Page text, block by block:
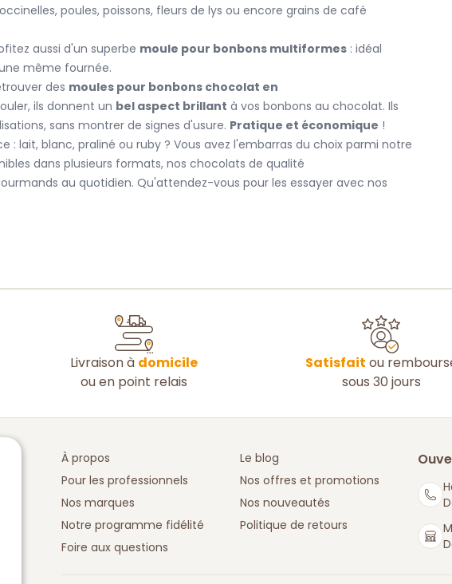
poules, poissons, fleurs de lys ou encore grains de café
aussi d'un superbe moule pour bonbons multiformes : idéal
même fournée.
des moules pour bonbons chocolat en
ils donnent un bel aspect brillant à vos bonbons au chocolat. Ils
sans montrer de signes d'usure. Pratique et économique !
lait, blanc, praliné ou ruby ? Vous avez l'embarras du choix parmi notre
dans plusieurs formats, nos chocolats de qualité
au quotidien. Qu'attendez-vous pour les essayer avec nos
Livraison à domicile
ou en point relais
Satisfait ou
sous 30 jours
À propos
Le blog
Pour les professionnels
Nos offres et promotions
Nos marques
Nos nouveautés
Notre programme fidélité
Politique de retours
Foire aux questions